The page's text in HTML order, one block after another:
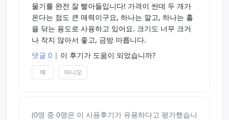
물기를 완전 잘 빨아들입니다! 가격이 싼데 두 개가
온다는 점도 큰 매력이구요, 하나는 깔고, 하나는 홀
을 닦는 용도로 사용하고 있어요. 크기도 너무 크거
나 작지 않아서 좋고, 금방 마릅니다.
댓글 0 | 이 후기가 도움이 되었습니까?
예 아니오
(0명 중 0명은 이 사용후기가 유용하다고 평가했습니